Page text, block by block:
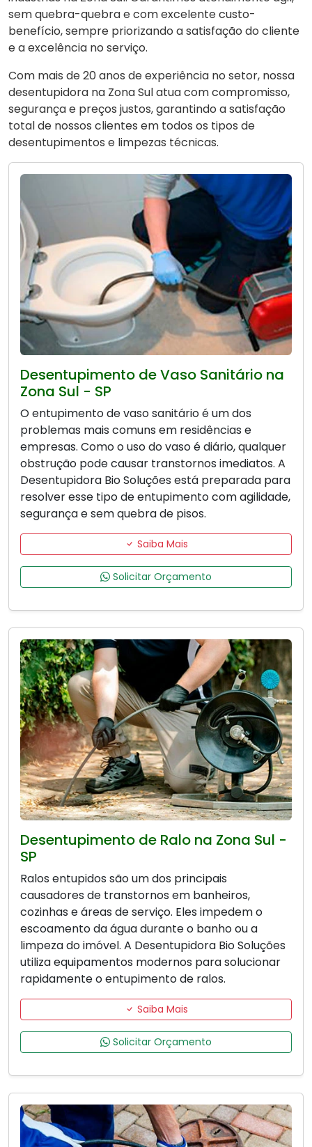
sem quebra-quebra e com excelente custo-
benefício, sempre priorizando a satisfação do cliente
e a excelência no serviço.
Com mais de 20 anos de experiência no setor, nossa
desentupidora na Zona Sul atua com compromisso,
segurança e preços justos, garantindo a satisfação
total de nossos clientes em todos os tipos de
desentupimentos e limpezas técnicas.
Desentupimento de Vaso Sanitário na
Zona Sul - SP
O entupimento de vaso sanitário é um dos
problemas mais comuns em residências e
empresas. Como o uso do vaso é diário, qualquer
obstrução pode causar transtornos imediatos. A
Desentupidora Bio Soluções está preparada para
resolver esse tipo de entupimento com agilidade,
segurança e sem quebra de pisos.
Saiba Mais
Solicitar Orçamento
Desentupimento de Ralo na Zona Sul -
SP
Ralos entupidos são um dos principais
causadores de transtornos em banheiros,
cozinhas e áreas de serviço. Eles impedem o
escoamento da água durante o banho ou a
limpeza do imóvel. A Desentupidora Bio Soluções
utiliza equipamentos modernos para solucionar
rapidamente o entupimento de ralos.
Saiba Mais
Solicitar Orçamento